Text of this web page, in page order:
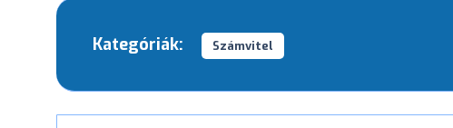
Kategóriák: Számvitel